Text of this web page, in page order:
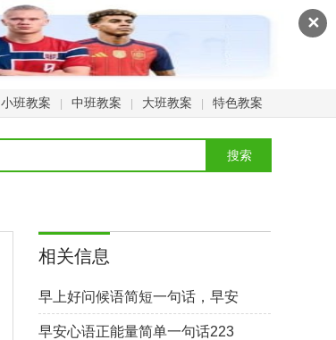
✕
小班教案 中班教案 大班教案 特色教案
相关信息
早上好问候语简短一句话，早安
心语简短一句话167个
早安心语正能量简单一句话223